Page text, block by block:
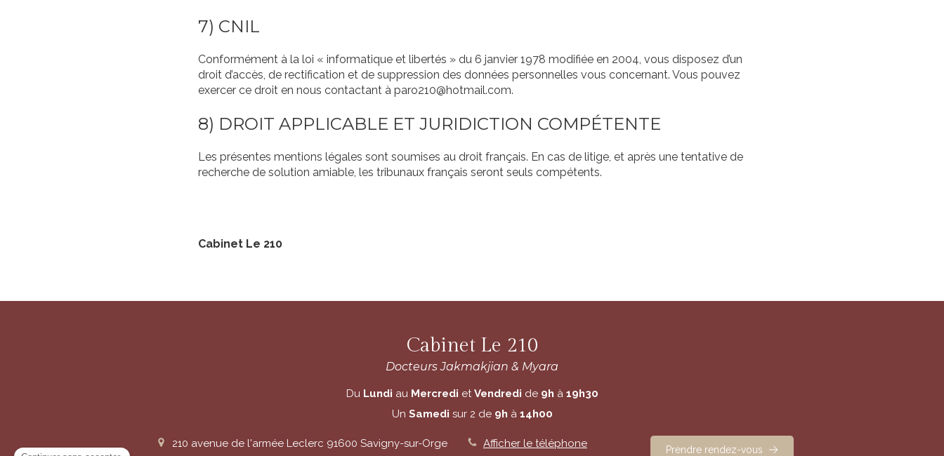
7) CNIL
Conformément à la loi « informatique et libertés » du 6 janvier 1978 modifiée en 2004, vous disposez d’un
droit d’accès, de rectification et de suppression des données personnelles vous concernant. Vous pouvez
exercer ce droit en nous contactant à paro210@hotmail.com.
8) DROIT APPLICABLE ET JURIDICTION COMPÉTENTE
Les présentes mentions légales sont soumises au droit français. En cas de litige, et après une tentative de
recherche de solution amiable, les tribunaux français seront seuls compétents.
Cabinet Le 210
Cabinet Le 210
Docteurs Jakmakjian & Myara
Du Lundi au Mercredi etVendredi de 9h à 19h30
Un Samedi sur 2 de 9h à 14h00
210 avenue de l'armée Leclerc 91600 Savigny-sur-Orge Afficher le téléphone
Prendre rendez-vous